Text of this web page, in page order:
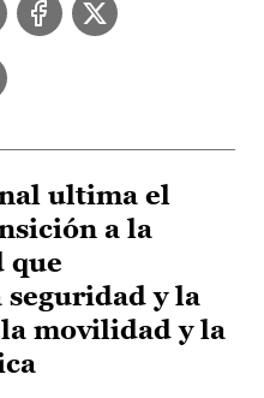
ultima el
a la
que
y la
movilidad y la